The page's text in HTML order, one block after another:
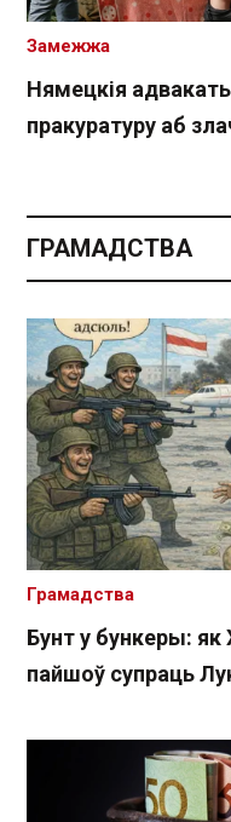
Нямецкія
пракуратуру аб
Замежжа
ГРАМАДСТВА
Бунт у бункеры:
пайшоў супраць
Грамадства